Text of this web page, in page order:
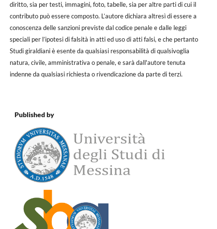
diritto, sia per testi, immagini, foto, tabelle, sia per altre parti di cui il
contributo può essere composto. L’autore dichiara altresì di essere a
conoscenza delle sanzioni previste dal codice penale e dalle leggi
speciali per l’ipotesi di falsità in atti ed uso di atti falsi, e che pertanto
Studi giraldiani è esente da qualsiasi responsabilità di qualsivoglia
natura, civile, amministrativa o penale, e sarà dall'autore tenuta
indenne da qualsiasi richiesta o rivendicazione da parte di terzi.
Published by